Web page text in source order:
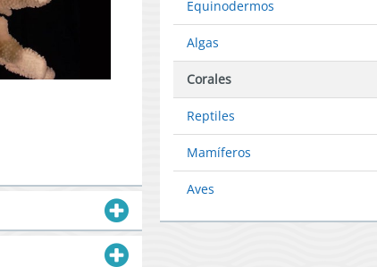
Equinodermos
Algas
Corales
Reptiles
Mamíferos
Aves